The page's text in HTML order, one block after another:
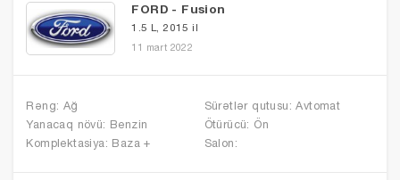
FORD - Fusion
1.5 L, 2015 il
11 mart 2022
Rəng: Ağ
Yanacaq növü: Benzin
Komplektasiya: Baza +
Sürətlər qutusu: Avtomat
Ötürücü: Ön
Salon: